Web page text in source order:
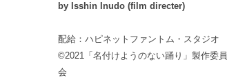
by Isshin Inudo (film directer)
配給：ハピネットファントム・スタジオ
©2021「名付けようのない踊り」製作委員
会